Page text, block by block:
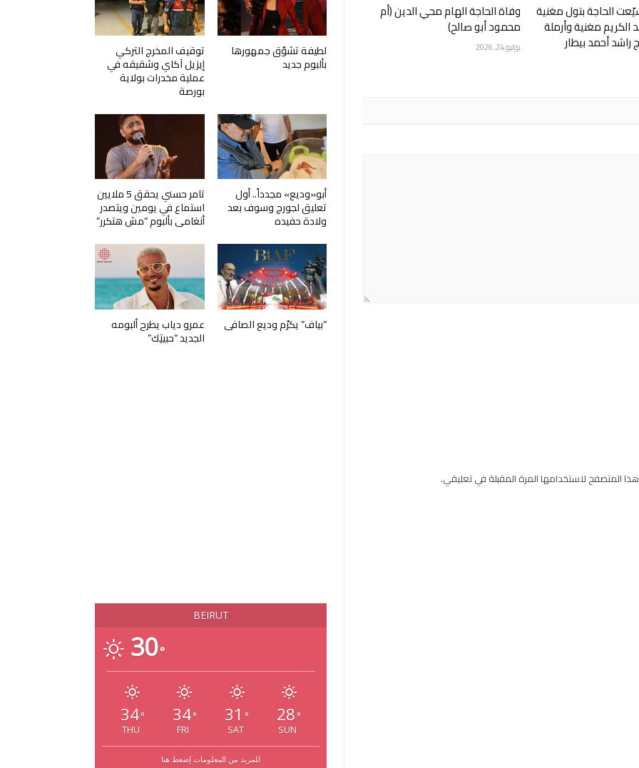
الحاجة بتول مغنية
الكريم مغنية وأرملة
راشد أحمد بيطار
وفاة الحاجة الهام محي الدين (أم
محمود أبو صالح)
يوليو 24, 2026
المتصفح لاستخدامها المرة المقبلة في تعليقي.
لطيفة تشوّق جمهورها
بألبوم جديد
توقيف المخرج التركي
إيزيل آكاي وشقيقه في
عملية مخدرات بولاية
بورصة
أبو«وديع» مجدداً.. أول
تعليق لجورج وسوف بعد
ولادة حفيده
تامر حسني يحقق 5 ملايين
استماع في يومين ويتصدر
أنغامي بألبوم “مش هتكرر”
“بياف” يكرّم وديع الصافي عمرو دياب يطرح ألبومه
الجديد “حبيتِك”
BEIRUT
30°
34°
THU
34°
FRI
31 °
SAT
28 °
SUN
للمزيد من المعلومات إضغط هنا